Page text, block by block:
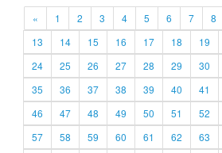
« 1 2 3 4 5 6 7 8
13
14 15 16 17 18 19
24
25 26 27 28 29 30
35
36 37 38 39 40 41
46
47 48 49 50 51 52
57
58 59 60 61 62 63